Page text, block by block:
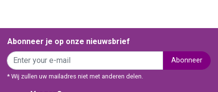
Abonneer je op onze nieuwsbrief
Abonneer
* Wij zullen uw mailadres niet met anderen delen.